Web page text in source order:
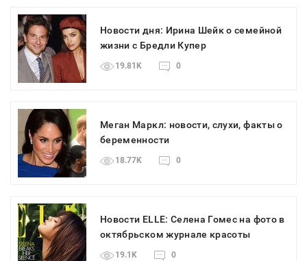
Новости дня: Ирина Шейк о семейной
жизни с Бредли Купер
19.81K 0
Меган Маркл: новости, слухи, факты о
беременности
18.77K 0
Новости ELLE: Селена Гомес на фото в
октябрьском журнале красоты
19.1K 0